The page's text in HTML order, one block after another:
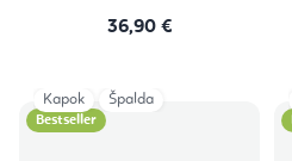
36,90 €
Bestseller
Kapok Špalda